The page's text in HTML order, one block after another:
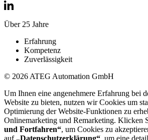
Über 25 Jahre
Erfahrung
Kompetenz
Zuverlässigkeit
© 2026 ATEG Automation GmbH
Um Ihnen eine angenehmere Erfahrung bei
Website zu bieten, nutzen wir Cookies um
Optimierung der Website-Funktionen zu
Onlinemarketing und Remarketing. Klicken
und Fortfahren“, um Cookies zu
auf „Datenschutzerklärung“ , um eine